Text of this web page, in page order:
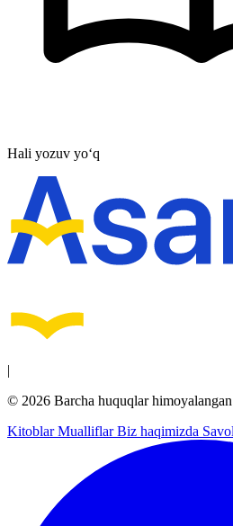
Hali yozuv yo‘q
|
© 2026 Barcha huquqlar
KitoblarMualliflarBiz haqimizda